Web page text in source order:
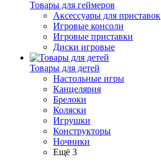
Товары для геймеров
Аксессуары для приставок
Игровые консоли
Игровые приставки
Диски игровые
Товары для детей
Настольные игры
Канцелярия
Брелоки
Коляски
Игрушки
Конструкторы
Ночники
Ещё 3